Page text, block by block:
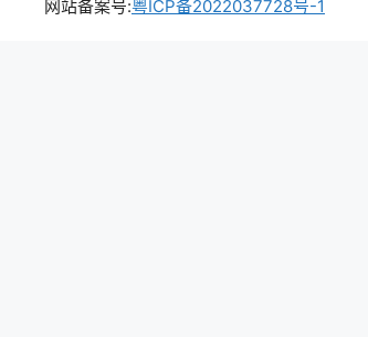
网站备案号:粤ICP备2022037728号-1